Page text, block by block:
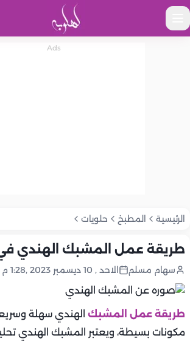
الرئيسية المطبخ حلويات
طريقة عمل المشبك الهندي
سهام مسلم الاحد , 10 ديسمبر 2023 ,1:28 م
طريقة عمل المشبك الهندي سهلة
مكونات بسيطة، ويعتبر المشبك الهندي